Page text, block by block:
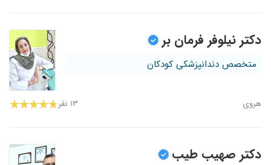
دکتر نیلوفر فرمان بر
متخصص دندانپزشکی کودکان
هروی ۱۳ نفر
دکتر صهیب طیب